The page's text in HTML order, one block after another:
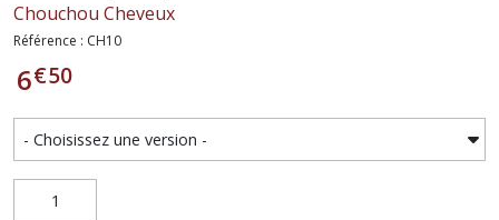
Chouchou Cheveux
Référence : CH10
6€50